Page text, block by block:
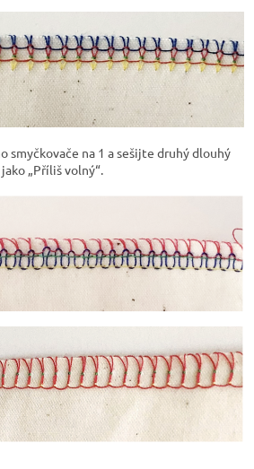
smyčkovače na 1 a sešijte druhý dlouhý
„Příliš volný“.